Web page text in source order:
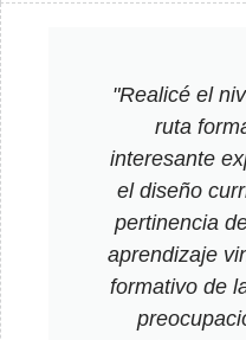
"Realicé el
ruta
interesante
el diseño
pertinencia
aprendizaje
formativo de